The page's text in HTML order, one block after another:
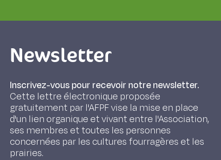
Newsletter
Inscrivez-vous pour recevoir notre newsletter.
Cette lettre électronique proposée
gratuitement par l'AFPF vise la mise en place
d'un lien organique et vivant entre l'Association,
ses membres et toutes les personnes
concernées par les cultures fourragères et les
prairies.